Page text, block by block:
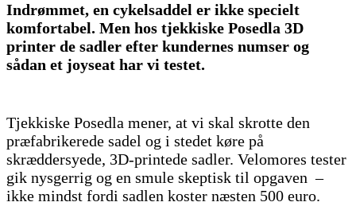
Indrømmet, en cykelsaddel er ikke specielt
komfortabel. Men hos tjekkiske Posedla 3D
printer de sadler efter kundernes numser og
sådan et joyseat har vi testet.
Tjekkiske Posedla mener, at vi skal skrotte den
præfabrikerede sadel og i stedet køre på
skræddersyede, 3D-printede sadler. Velomores tester
gik nysgerrig og en smule skeptisk til opgaven –
ikke mindst fordi sadlen koster næsten 500 euro.